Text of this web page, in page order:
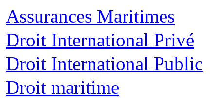
Assurances Maritimes
Droit International Privé
Droit International Public
Droit maritime